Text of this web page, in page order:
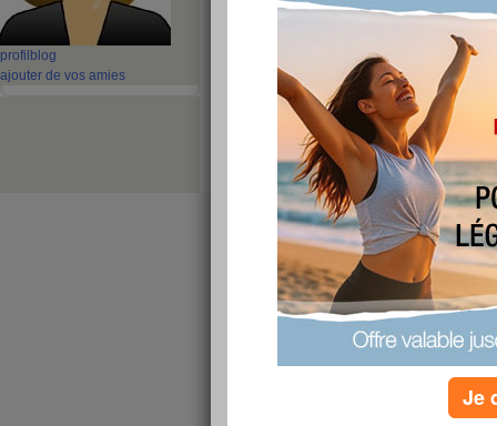
profil blog
ajouter de vos amies
380mAh Batterie
M9-CE pour
Smart Watch
publié le 12/12/2023 à 09:56
Si vous cherchez unenouvelle LHL-M9-CE
CE Smart Watch, le site Batterie Expert(
pour OCTelect LHL-M9-CE Smart Watch.
tension de 3.7V, notre batterie est faite avec
Toutes nosbatteries OCTelect LHL-M9-CEsont
originals et au prix favorable! Haute Qualité,
380mAh Batterie OCTelect LHL-M9-CE pour
OCTelect LHL-M9-CE Caractéristiques Je